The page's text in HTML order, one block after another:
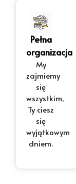
Pełna
organizacja
My
zajmiemy
się
wszystkim,
Ty ciesz
się
wyjątkowym
dniem.